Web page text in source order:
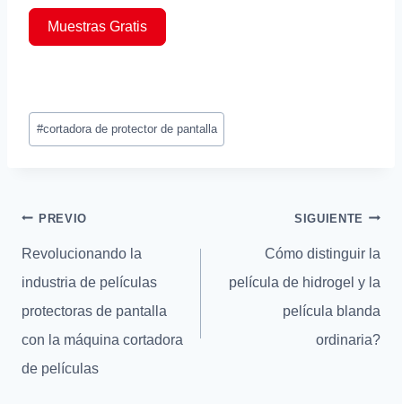
Muestras Gratis
Tags
de
#cortadora de protector de pantalla
Mensaje
de
navegación
PREVIO
Revolucionando la
industria de películas
protectoras de pantalla
con la máquina cortadora
de películas
SIGUIENTE
Cómo distinguir la
película de hidrogel y la
película blanda
ordinaria?